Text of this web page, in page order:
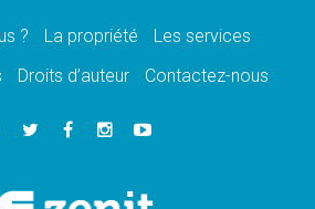
des «dix jours de prière pour la
des JMJ 2027 à Séoul: «c'est
et confucéens: respect et sagesse
? La propriété
Les services
Droits d’auteur Contactez-nous